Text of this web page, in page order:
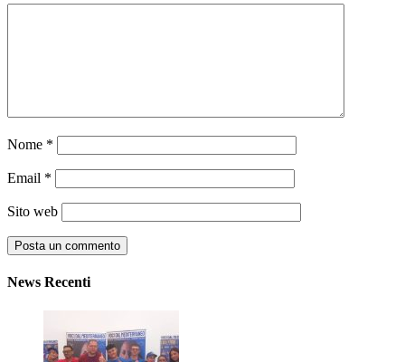
Nome *
Email *
Sito web
News Recenti